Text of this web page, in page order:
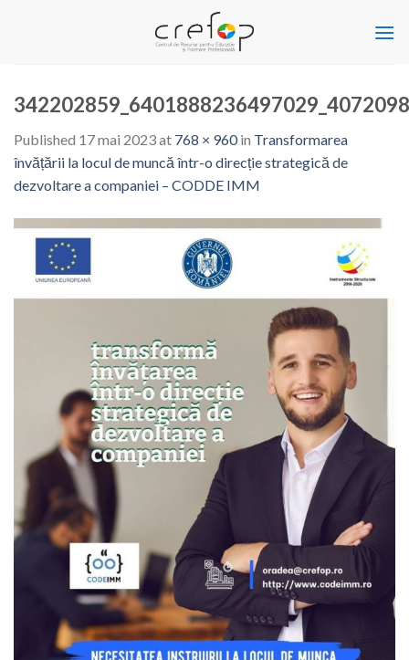
Published 17 mai 2023at 768 × 960in Transformarea
învățării la locul de muncă într-o direcție strategică de
dezvoltare a companiei – CODDE IMM